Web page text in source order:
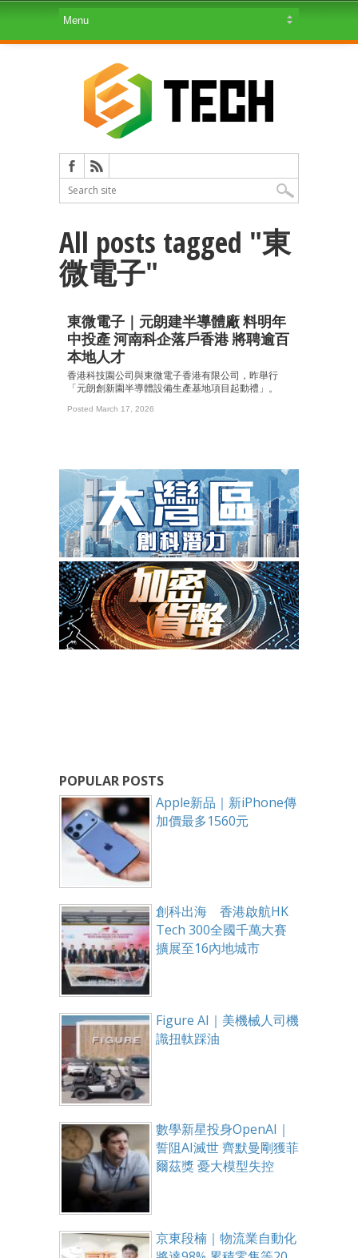
All posts tagged "東
微電子"
東微電子｜元朗建半導體廠 料明年
中投產 河南科企落戶香港 將聘逾百
本地人才
香港科技園公司與東微電子香港有限公司，昨舉行
「元朗創新園半導體設備生產基地項目起動禮」。
Posted March 17, 2026
POPULAR POSTS
Apple新品｜新iPhone傳
加價最多1560元
創科出海 香港啟航HK
Tech 300全國千萬大賽
擴展至16內地城市
Figure AI｜美機械人司機
識扭軚踩油
數學新星投身OpenAI｜
誓阻AI滅世 齊默曼剛獲菲
爾茲獎 憂大模型失控
京東段楠｜物流業自動化